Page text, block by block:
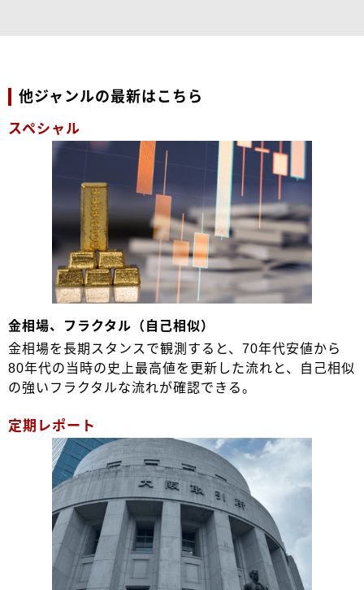
他ジャンルの最新はこちら
スペシャル
金相場、フラクタル（自己相似）
金相場を長期スタンスで観測すると、70年代安値から
80年代の当時の史上最高値を更新した流れと、自己相似
の強いフラクタルな流れが確認できる。
定期レポート